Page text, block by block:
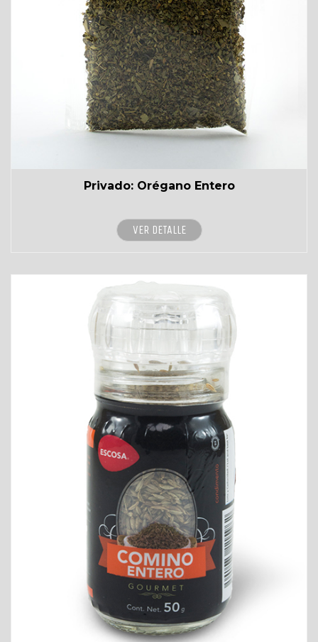
Privado: Orégano Entero
VER DETALLE